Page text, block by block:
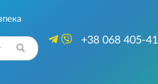
+38 068 405-